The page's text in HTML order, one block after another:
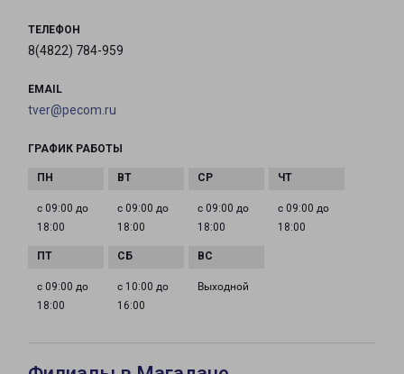
ТЕЛЕФОН
8(4822) 784-959
EMAIL
tver@pecom.ru
ГРАФИК РАБОТЫ
с 09:00 до
18:00
с 09:00 до
18:00
с 09:00 до
18:00
с 09:00 до
18:00
с 09:00 до
18:00
с 10:00 до
16:00
Выходной